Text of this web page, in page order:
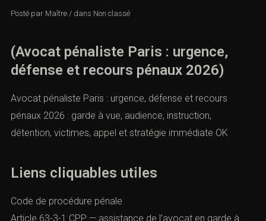
Posté par Maître / dans Non classé
(Avocat pénaliste Paris : urgence,
défense et recours pénaux 2026)
Avocat pénaliste Paris : urgence, défense et recours
pénaux 2026 : garde à vue, audience, instruction,
détention, victimes, appel et stratégie immédiate OK
Liens cliquables utiles
Code de procédure pénale
Article 63-3-1 CPP — assistance de l’avocat en garde à